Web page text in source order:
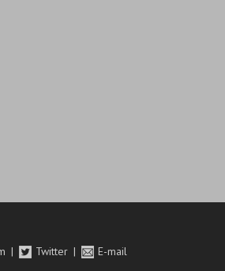
Twitter E-mail